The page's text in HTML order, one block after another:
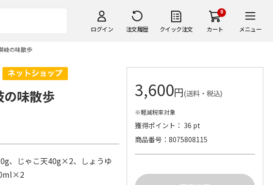
ログイン 注文履歴 クイック注文
0
カート メニュー
岐の味散歩
味散歩
、じゃこ天40g×2、しょうゆ
3,600円(送料・税込)
※軽減税率対象
獲得ポイント： 36 pt
商品番号
8075808115